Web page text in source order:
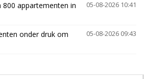
05-08-2026 10:41
appartementen in
05-08-2026 09:43
onder druk om